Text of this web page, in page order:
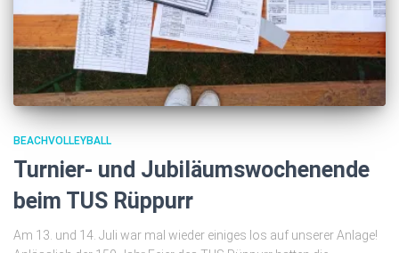
BEACHVOLLEYBALL
Turnier- und Jubiläumswochenende
beim TUS Rüppurr
Am 13. und 14. Juli war mal wieder einiges los auf unserer Anlage!